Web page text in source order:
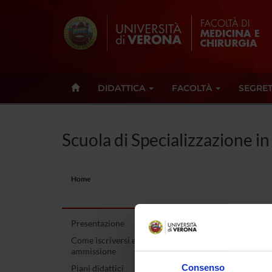
Consenso
DIDATTICA FACOLTÀ
Scuola di Specializzazione
Home
Presentazione
Come iscriversi e Requisiti di
ammissione
Piani didattici